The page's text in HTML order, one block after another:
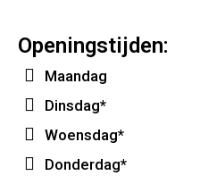
Openingstijden:
Maandag
Dinsdag*
Woensdag*
Donderdag*